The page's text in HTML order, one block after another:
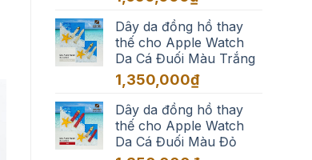
từ
1,350,000₫
đến
1,650,000₫
Dây da đồng hồ thay
thế cho Apple Watch
Da Cá Đuối Màu Trắng
1,350,000₫
Dây da đồng hồ thay
thế cho Apple Watch
Da Cá Đuối Màu Đỏ